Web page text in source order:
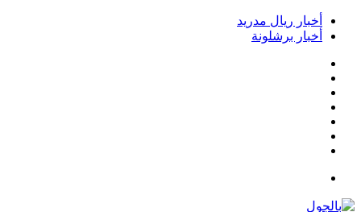
ريال مدريد
برشلونة